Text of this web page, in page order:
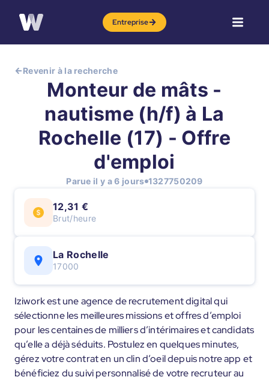
Entreprise
Revenir à la recherche
Monteur de mâts -
nautisme (h/f) à La
Rochelle (17) - Offre
d'emploi
Parue il y a 6 jours 1327750209
12,31 €
Brut/heure
La Rochelle
17000
Iziwork est une agence de recrutement digital qui
sélectionne les meilleures missions et offres d’emploi
pour les centaines de milliers d’intérimaires et candidats
qu’elle a déjà séduits. Postulez en quelques minutes,
gérez votre contrat en un clin d’oeil depuis notre app et
bénéficiez du suivi personnalisé de votre recruteur au